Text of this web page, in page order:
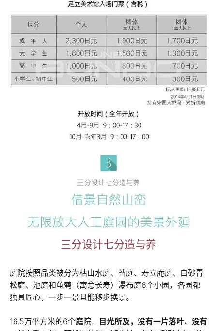
三分设计七分造与养
庭院按照品类被分为枯山水庭、苔庭、寿立庵庭、白砂青
松庭、池庭和龟鹤（寓意长寿）瀑布庭6个小园，各园都
独具匠心，一步一景且能移步换景。
16.5万平方米的6个庭院，
目光所及，没有一片落叶、没有